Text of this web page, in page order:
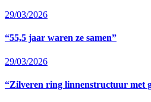
29/03/2026
“55,5 jaar waren ze samen”
29/03/2026
“Zilveren ring linnenstructuur met